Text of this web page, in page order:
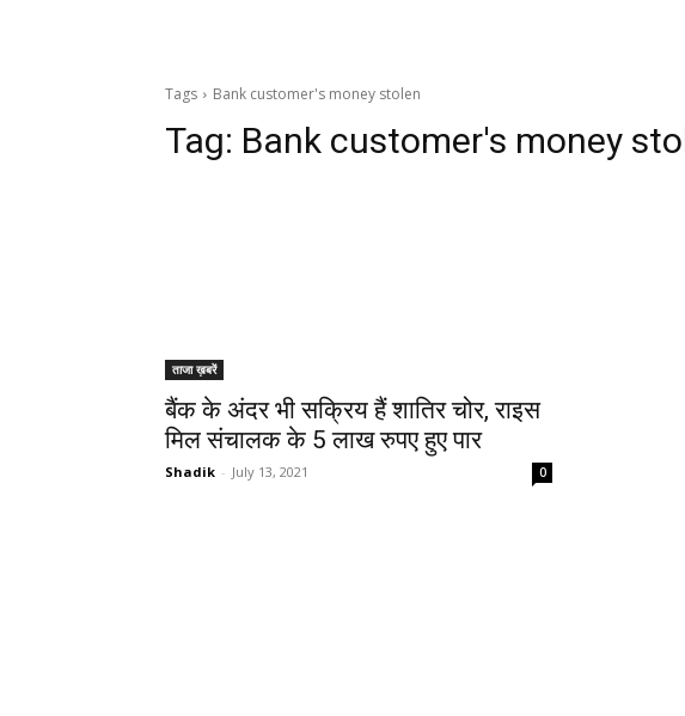
Tags Bank customer's money stolen
Tag: Bank customer's money
ताजा ख़बरें
बैंक के अंदर भी सक्रिय हैं शातिर चोर, राइस
मिल संचालक के 5 लाख रुपए हुए पार
Shadik - July 13, 2021 0